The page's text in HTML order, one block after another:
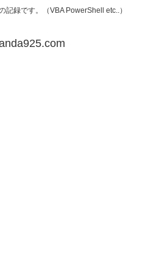
記録です。（VBA PowerShell etc..）